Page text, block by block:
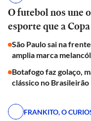
O futebol nos une
esporte que a
São Paulo sai na
amplia marca
Botafogo faz golaço,
clássico no Brasileirão
FRANKITO, O